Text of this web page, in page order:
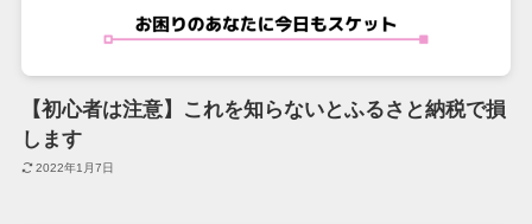
【初心者は注意】これを知らないとふるさと納税で損
します
2022年1月7日